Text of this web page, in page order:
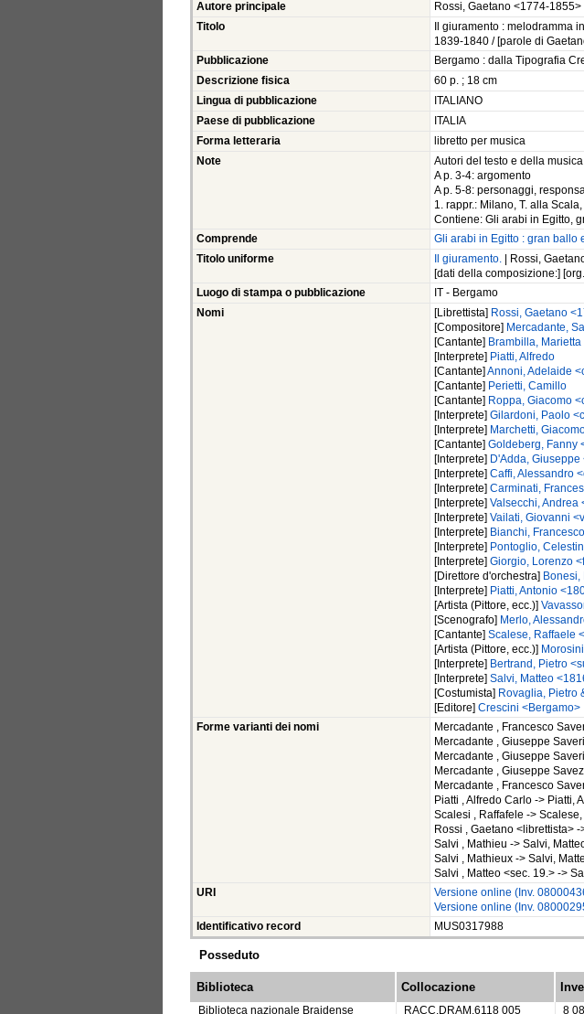
Autore principale
Rossi, Gaetano <1774-1855>
Titolo
Il giuramento : melodramma
1839-1840 / [parole di
Pubblicazione
Bergamo : dalla Tipografia
Descrizione fisica
60 p. ; 18 cm
Lingua di pubblicazione
ITALIANO
Paese di pubblicazione
ITALIA
Forma letteraria
libretto per musica
Note
Autori del testo e della musica
A p. 3-4: argomento
A p. 5-8: personaggi,
1. rappr.: Milano, T. alla
Contiene: Gli arabi in Egitto,
Comprende
Gli arabi in Egitto : gran ballo
Titolo uniforme
Il giuramento.
| Rossi,
[dati della composizione:]
Luogo di stampa o pubblicazione
IT - Bergamo
Nomi
[Librettista]
Rossi, Gaetano
[Compositore]
Mercadante,
[Cantante]
Brambilla, Marietta
[Interprete]
Piatti, Alfredo
[Cantante] Annoni, Adelaide
[Cantante]
Perietti, Camillo
[Cantante]
Roppa, Giacomo
[Interprete] Gilardoni, Paolo
[Interprete]
Marchetti,
[Cantante] Goldeberg, Fanny
[Interprete]
D'Adda, Giuseppe
[Interprete] Caffi, Alessandro
[Interprete] Carminati,
[Interprete] Valsecchi, Andrea
[Interprete] Vailati, Giovanni
[Interprete]
Bianchi,
[Interprete]
Pontoglio,
[Interprete] Giorgio, Lorenzo
[Direttore d'orchestra]
[Interprete]
Piatti, Antonio
[Artista (Pittore, ecc.)]
[Scenografo]
Merlo,
[Cantante] Scalese, Raffaele
[Artista (Pittore, ecc.)]
[Interprete]
Bertrand, Pietro
[Interprete] Salvi, Matteo
[Costumista]
Rovaglia, Pietro
[Editore] Crescini <Bergamo>
Forme varianti dei nomi
Mercadante , Francesco
Mercadante , Giuseppe
Mercadante , Giuseppe
Mercadante , Giuseppe
Mercadante , Francesco
Piatti , Alfredo Carlo -> Piatti,
Scalesi , Raffafele ->
Rossi , Gaetano <librettista>
Salvi , Mathieu -> Salvi,
Salvi , Mathieux -> Salvi,
Salvi , Matteo <sec. 19.> ->
URI
Versione online (Inv.
Versione online (Inv.
Identificativo record
MUS0317988
Posseduto
Biblioteca Collocazione
Biblioteca nazionale Braidense RACC.DRAM.6118 005 8